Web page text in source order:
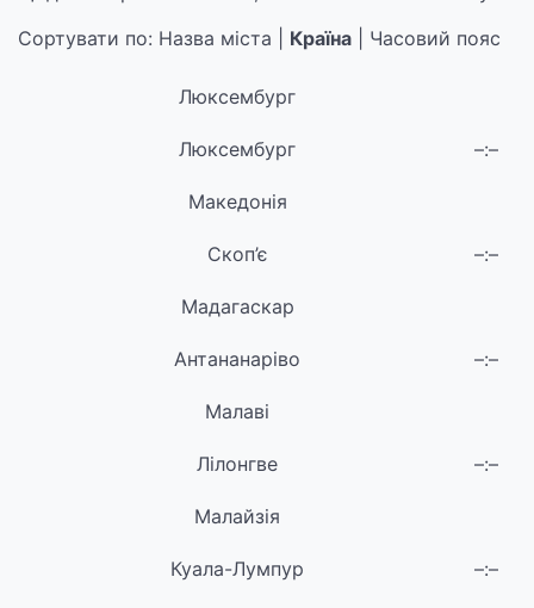
Сортувати по: Назва міста | Країна | Часовий пояс
Люксембург
Люксембург –:–
Македонія
Скоп’є –:–
Мадагаскар
Антананаріво –:–
Малаві
Лілонгве –:–
Малайзія
Куала-Лумпур –:–